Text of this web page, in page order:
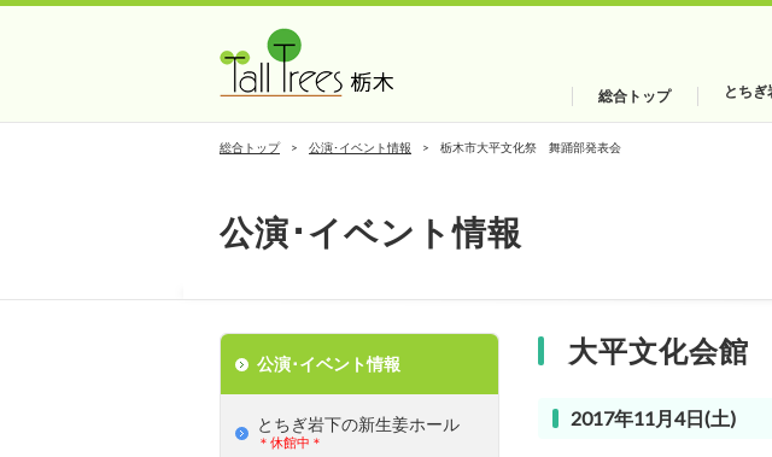
総合トップ とち
総合トップ 公演･イベント情報 栃木市大平文化祭 舞踊部発表会
公演･イベント情報
大平文化会館
2017年11月4日(土)
公演･イベント情報
とちぎ岩下の新⽣姜ホール
＊休館中＊